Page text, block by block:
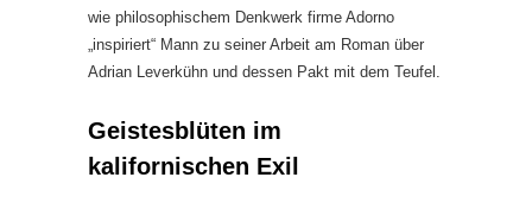
wie philosophischem Denkwerk firme Adorno
„inspiriert“ Mann zu seiner Arbeit am Roman über
Adrian Leverkühn und dessen Pakt mit dem Teufel.
Geistesblüten im
kalifornischen Exil